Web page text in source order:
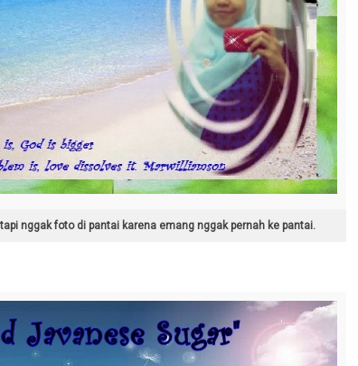
nggak foto di pantai karena emang nggak pernah ke pantai.